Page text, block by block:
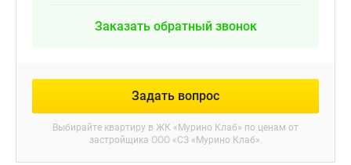
Заказать обратный звонок
Задать вопрос
Выбирайте квартиру в ЖК «Мурино Клаб» по ценам от
застройщика ООО «СЗ «Мурино Клаб».